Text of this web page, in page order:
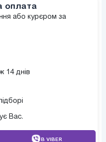
оплата
або курєром за
14 днів
Вас.
В VIBER